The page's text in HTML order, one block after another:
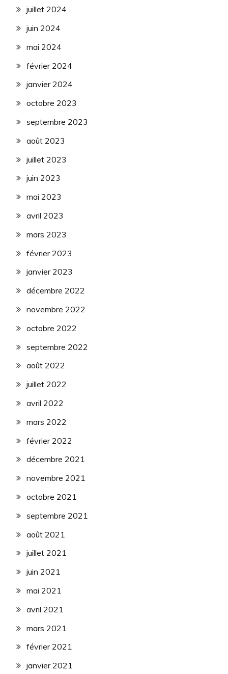
juillet 2024
juin 2024
mai 2024
février 2024
janvier 2024
octobre 2023
septembre 2023
août 2023
juillet 2023
juin 2023
mai 2023
avril 2023
mars 2023
février 2023
janvier 2023
décembre 2022
novembre 2022
octobre 2022
septembre 2022
août 2022
juillet 2022
avril 2022
mars 2022
février 2022
décembre 2021
novembre 2021
octobre 2021
septembre 2021
août 2021
juillet 2021
juin 2021
mai 2021
avril 2021
mars 2021
février 2021
janvier 2021